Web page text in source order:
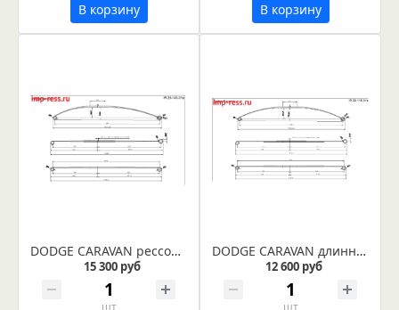
В корзину В корзину
DODGE CARAVAN рессора усиленная короткая база (IR 29-143ус)
15 300 руб
DODGE CARAVAN длинная база рессора IR 29-115в
12 600 руб